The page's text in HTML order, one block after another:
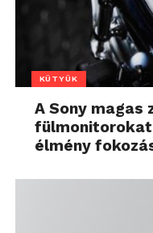
KÜTYÜK
A Sony magas
élmény